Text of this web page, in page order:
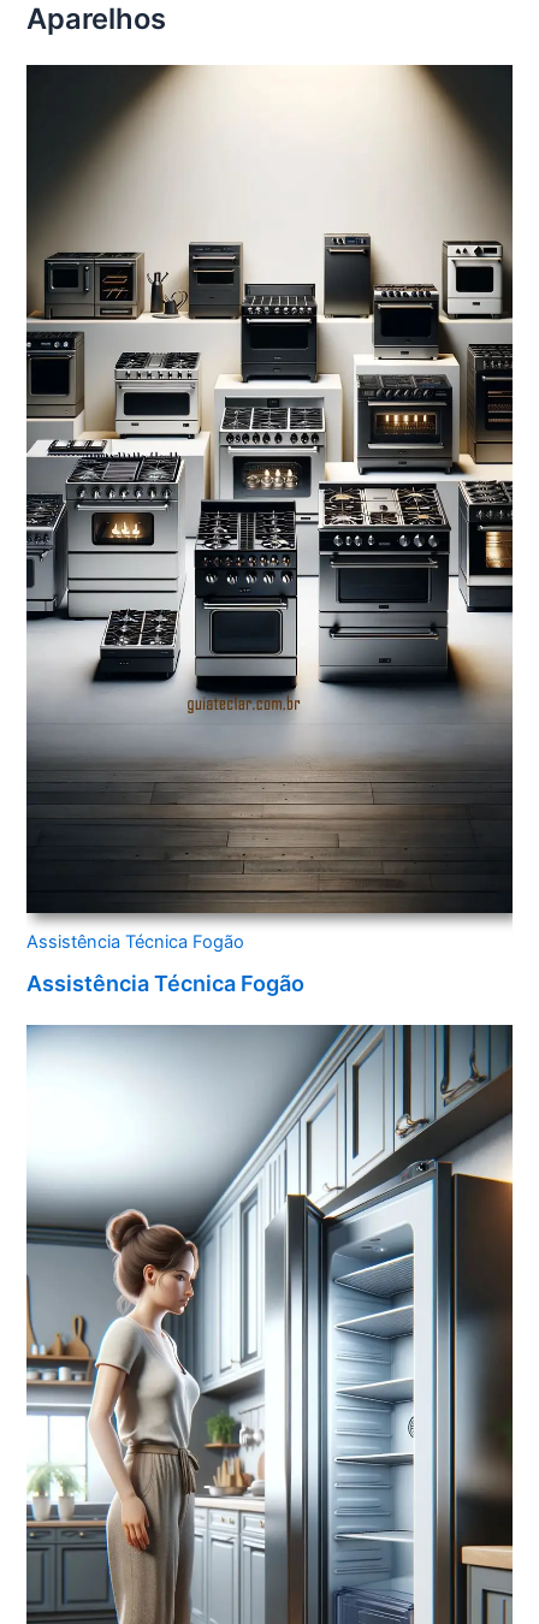
Aparelhos
Assistência Técnica Fogão
Assistência Técnica Fogão